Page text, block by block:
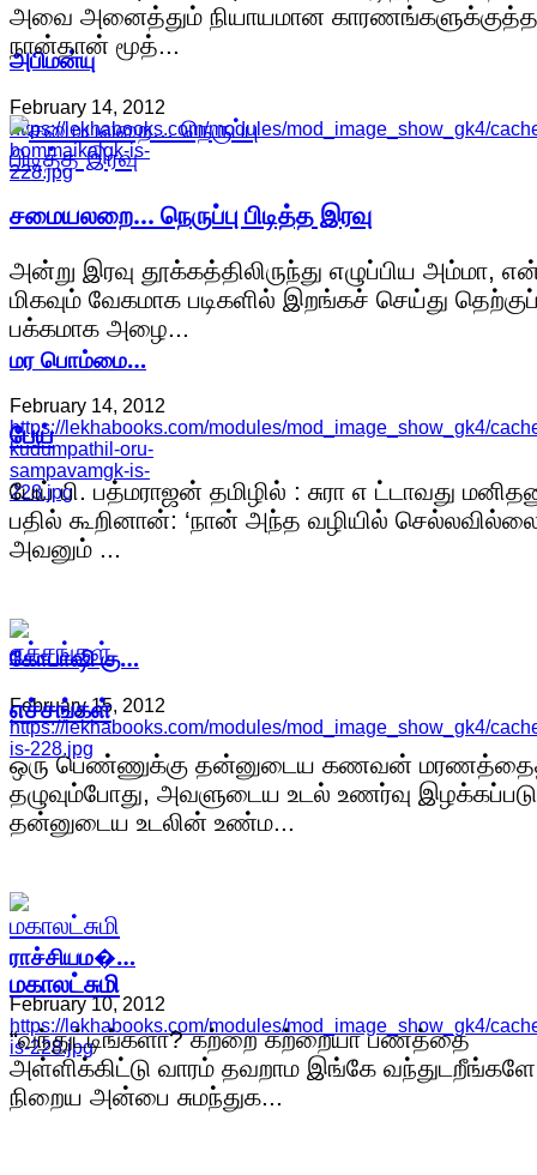
அபிமன்யு
February 14, 2012
https://lekhabooks.com/modules/mod_image_show_gk4/
bommaikalgk-is-
228.jpg
மர பொம்மை…
February 14, 2012
https://lekhabooks.com/modules/mod_image_show_gk4/
kudumpathil-oru-
sampavamgk-is-
228.jpg
கோபாஷி கு…
February 15, 2012
https://lekhabooks.com/modules/mod_image_show_gk4/
is-228.jpg
ராச்சியம�…
February 10, 2012
https://lekhabooks.com/modules/mod_image_show_gk4/
is-228.jpg
அவை அனைத்தும் நியாயமான
நான்தான் மூத்...
சமையலறை... நெருப்பு பிடித்த இரவு
அன்று இரவு தூக்கத்திலிருந்து எழுப்பிய அம்மா,
மிகவும் வேகமாக படிகளில் இறங்கச் செய்து
பக்கமாக அழை...
பேய்
பேய் பி. பத்மராஜன் தமிழில் : சுரா எ ட்டாவது
பதில் கூறினான்: ‘நான் அந்த வழியில்
அவனும் ...
எச்சங்கள்
ஒரு பெண்ணுக்கு தன்னுடைய கணவன்
தழுவும்போது, அவளுடைய உடல் உணர்வு
தன்னுடைய உடலின் உண்ம...
மகாலட்சுமி
“வந்துட்டிங்களா? கற்றை கற்றையா பணத்தை
அள்ளிக்கிட்டு வாரம் தவறாம இங்கே
நிறைய அன்பை சுமந்துக...